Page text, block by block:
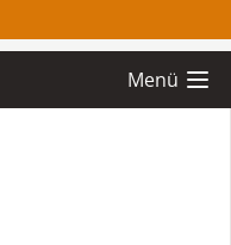
Menü